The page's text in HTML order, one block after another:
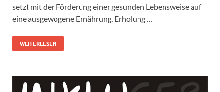
setzt mit der Förderung einer gesunden Lebensweise auf
eine ausgewogene Ernährung, Erholung …
WEITERLESEN